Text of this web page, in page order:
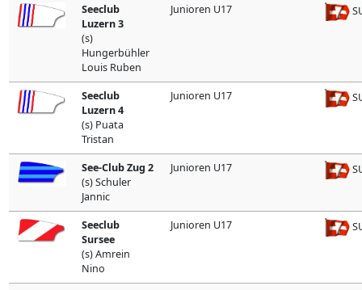
Seeclub
Luzern 3
(s)
Hungerbühler
Louis Ruben
Junioren U17
Seeclub
Luzern 4
(s) Puata
Tristan
Junioren U17
See-Club Zug 2
(s) Schuler
Jannic
Junioren U17
Seeclub
Sursee
(s) Amrein
Nino
Junioren U17